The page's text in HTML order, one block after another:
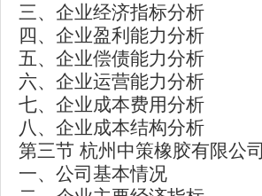
三、企业经济指标分析
四、企业盈利能力分析
五、企业偿债能力分析
六、企业运营能力分析
七、企业成本费用分析
八、企业成本结构分析
第三节 杭州中策橡胶有限公司
一、公司基本情况